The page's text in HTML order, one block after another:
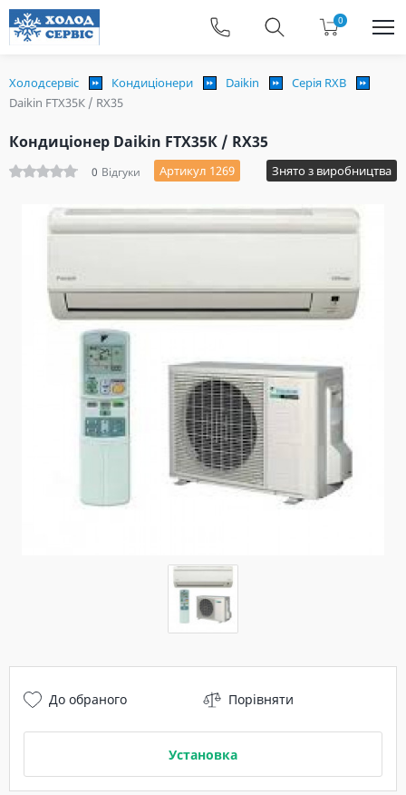
0
Холодсервіс Кондиціонери Daikin
Серія RXB
Daikin FTX35К / RX35
Кондиціонер Daikin FTX35К / RX35
0 Відгуки Артикул 1269 Знято з виробництва
До обраного Порівняти
Установка